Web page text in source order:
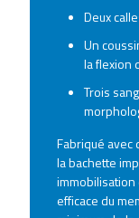
Deux
Un
la flexion
Trois
Fabriqué avec
la bachette
immobilisation
efficace du